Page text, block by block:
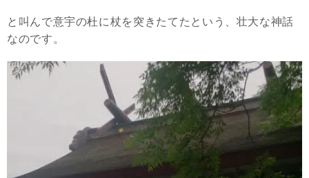
と叫んで意宇の杜に杖を突きたてたという、壮大な神話
なのです。